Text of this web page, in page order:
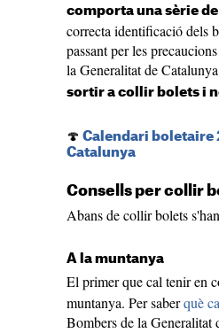
comporta una sèrie
correcta identificació dels
passant per les
la Generalitat de
sortir a collir bolets i
🍄 Calendari boletaire
Catalunya
Consells per collir
Abans de collir bolets
A la muntanya
El primer que cal tenir en
muntanya. Per saberquè
Bombers de la